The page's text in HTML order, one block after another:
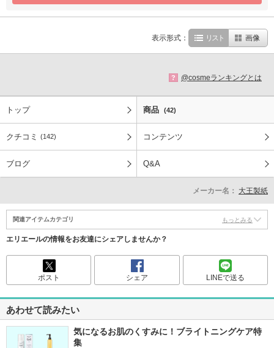
表示形式： リスト 画像
? @cosmeランキングとは
トップ 商品 (42)
クチコミ (142) コンテンツ
ブログ Q&A
メーカー名： 大王製紙
関連アイテムカテゴリ もっとみる
エリエールの情報をお友達にシェアしませんか？
ポスト シェア LINEで送る
あわせて読みたい
気になるお肌のくすみに！ブライトニングケア特
集